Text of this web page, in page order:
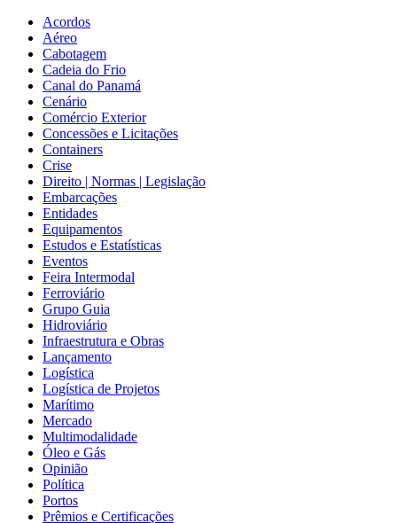
Acordos
Aéreo
Cabotagem
Cadeia do Frio
Canal do Panamá
Cenário
Comércio Exterior
Concessões e Licitações
Containers
Crise
Direito | Normas | Legislação
Embarcações
Entidades
Equipamentos
Estudos e Estatísticas
Eventos
Feira Intermodal
Ferroviário
Grupo Guia
Hidroviário
Infraestrutura e Obras
Lançamento
Logística
Logística de Projetos
Marítimo
Mercado
Multimodalidade
Óleo e Gás
Opinião
Política
Portos
Prêmios e Certificações